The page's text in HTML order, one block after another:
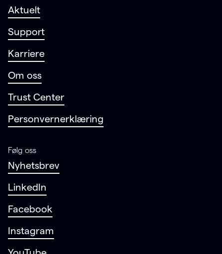
Aktuelt
Support
Karriere
Om oss
Trust Center
Personvernerklæring
Følg oss
Nyhetsbrev
LinkedIn
Facebook
Instagram